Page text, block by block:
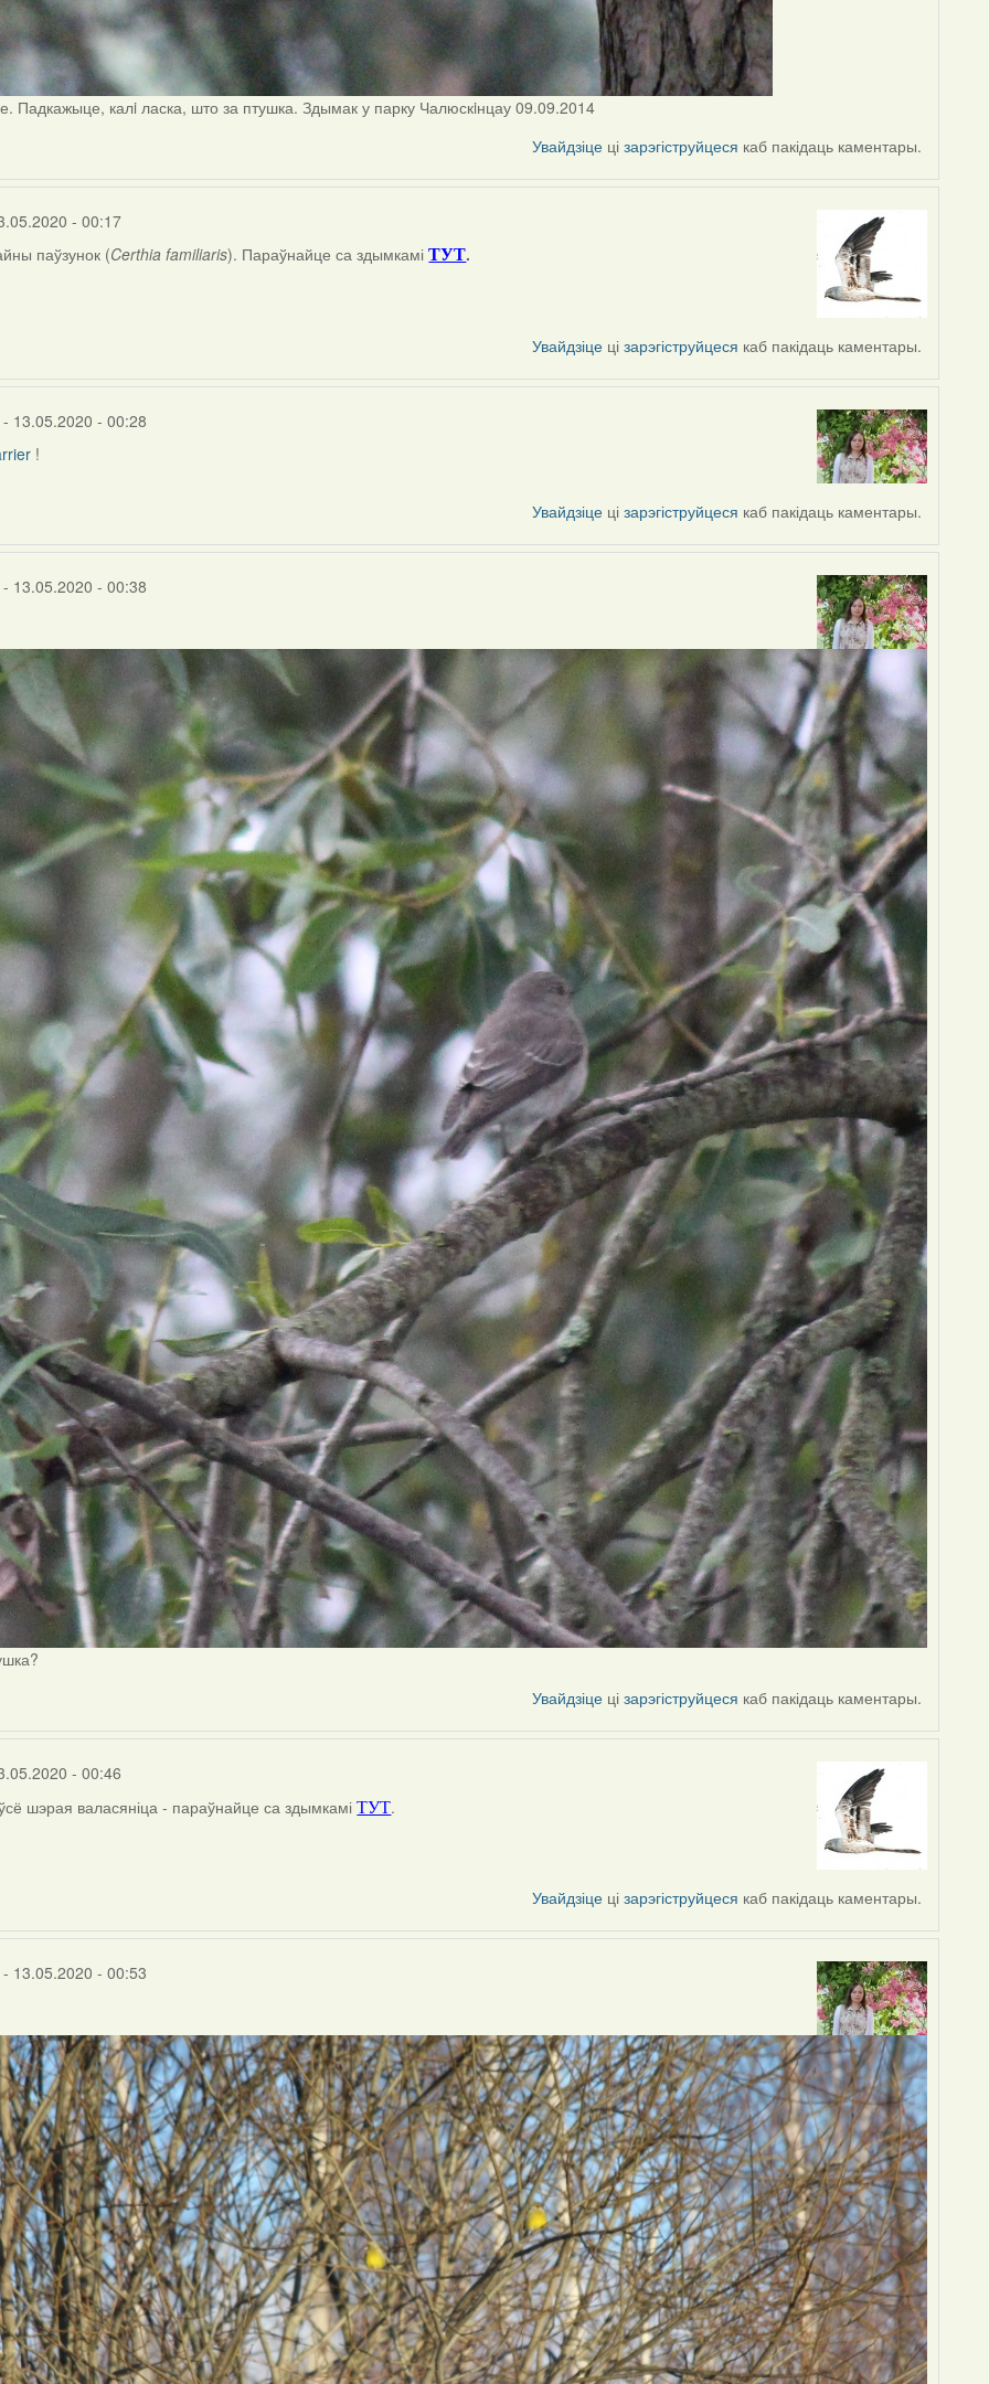
Падкажыце, калi ласка, што за птушка. Здымак у парку Чалюскiнцау 09.09.2014
Увайдзіце цізарэгіструйцеся каб пакідаць каментары.
- 00:17
паўзунок (Certhia familiaris). Параўнайце са здымкаміТУТ.
Увайдзіце цізарэгіструйцеся каб пакідаць каментары.
- 13.05.2020 - 00:28
!
Увайдзіце цізарэгіструйцеся каб пакідаць каментары.
- 13.05.2020 - 00:38
Увайдзіце цізарэгіструйцеся каб пакідаць каментары.
- 00:46
шэрая валасяніца - параўнайце са здымкаміТУТ.
Увайдзіце цізарэгіструйцеся каб пакідаць каментары.
- 13.05.2020 - 00:53